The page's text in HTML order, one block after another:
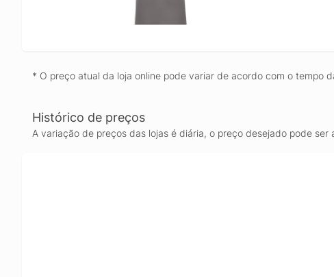
* O preço atual da loja online pode variar de acordo com o tempo
Histórico de preços
A variação de preços das lojas é diária, o preço desejado pode ser